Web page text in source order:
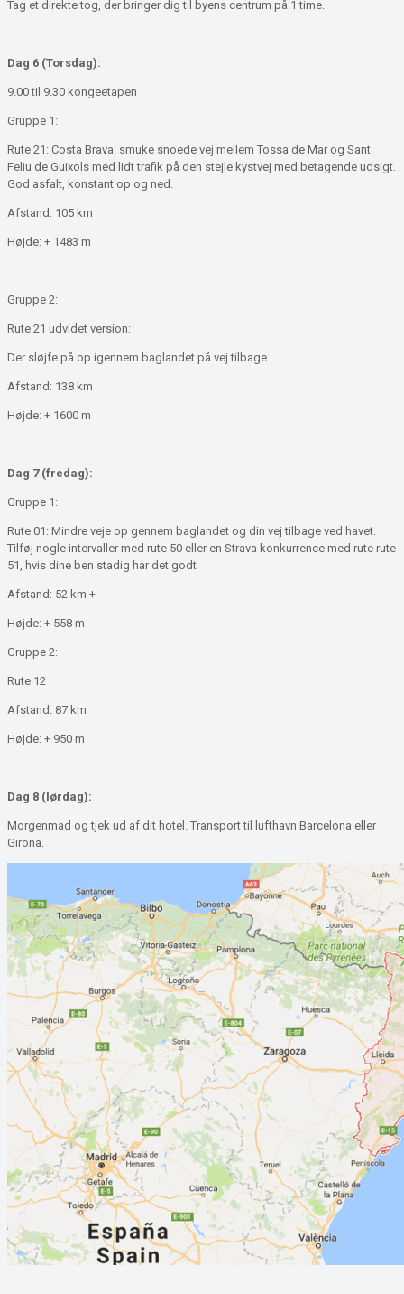
Tag et direkte tog, der bringer dig til byens centrum på 1 time.
Dag 6 (Torsdag):
9.00 til 9.30 kongeetapen
Gruppe 1:
Rute 21: Costa Brava: smuke snoede vej mellem Tossa de Mar og Sant
Feliu de Guixols med lidt trafik på den stejle kystvej med betagende udsigt.
God asfalt, konstant op og ned.
Afstand: 105 km
Højde: + 1483 m
Gruppe 2:
Rute 21 udvidet version:
Der sløjfe på op igennem baglandet på vej tilbage.
Afstand: 138 km
Højde: + 1600 m
Dag 7 (fredag):
Gruppe 1:
Rute 01: Mindre veje op gennem baglandet og din vej tilbage ved havet.
Tilføj nogle intervaller med rute 50 eller en Strava konkurrence med rute rute
51, hvis dine ben stadig har det godt
Afstand: 52 km +
Højde: + 558 m
Gruppe 2:
Rute 12
Afstand: 87 km
Højde: + 950 m
Dag 8 (lørdag):
Morgenmad og tjek ud af dit hotel. Transport til lufthavn Barcelona eller
Girona.